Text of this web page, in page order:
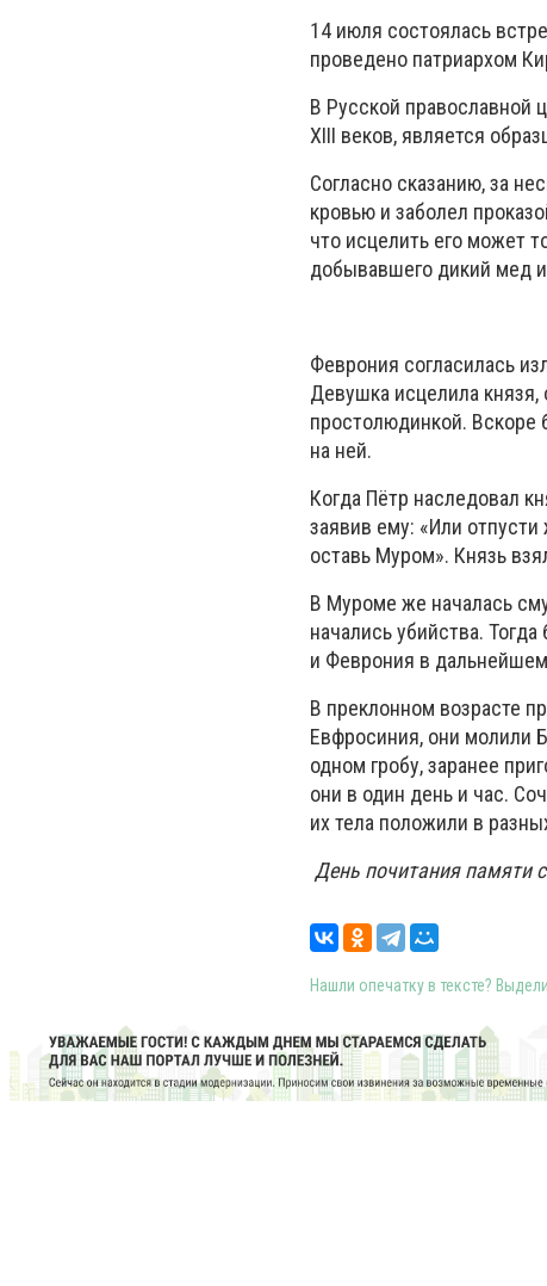
14 июля состоялась
проведено патриархом
В Русской православной
XIII веков, является
Согласно сказанию, за
кровью и заболел
что исцелить его может
добывавшего дикий мед
Феврония согласилась
Девушка исцелила
простолюдинкой. Вскоре
на ней.
Когда Пётр наследовал
заявив ему: «Или
оставь Муром». Князь
В Муроме же началась
начались убийства.
и Феврония в
В преклонном возрасте
Евфросиния, они молили
одном гробу, заранее
они в один день и час.
их тела положили в
День почитания памяти
Нашли опечатку в тексте?